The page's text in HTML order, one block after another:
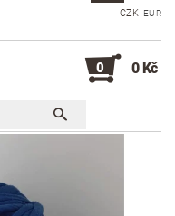
CZK EUR
0 0 Kč